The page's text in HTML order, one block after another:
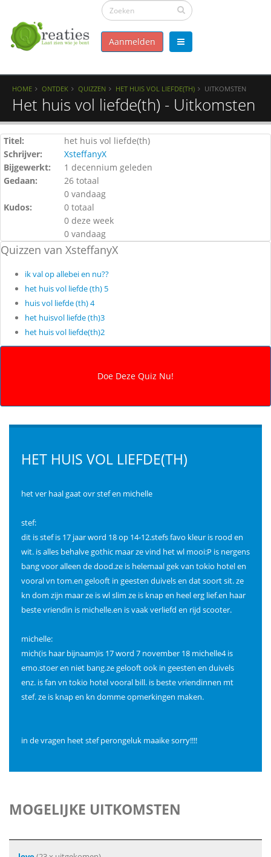
Aanmelden
HOME ONTDEK QUIZZEN HET HUIS VOL LIEFDE(TH) UITKOMSTEN
Het huis vol liefde(th) - Uitkomsten
Titel:
het huis vol liefde(th)
Schrijver:
XsteffanyX
Bijgewerkt:
1 decennium geleden
Gedaan:
26 totaal
0 vandaag
Kudos:
0 totaal
0 deze week
0 vandaag
Quizzen van XsteffanyX
ik val op allebei en nu??
het huis vol liefde (th) 5
huis vol liefde (th) 4
het huisvol liefde (th)3
het huis vol liefde(th)2
HET HUIS VOL LIEFDE(TH)
het ver haal gaat ovr stef en michelle
stef:
dit is stef is 17 jaar word 18 op 14-12.stefs favo kleur is rood en
wit. is alles behalve gothic maar ze vind het wl mooi:P is nergens
bang voor alleen de dood.ze is helemaal gek van tokio hotel en
vooral vn tom.en gelooft in geesten duivels en dat soort sit. ze
kn dom zijn maar ze is wl slim ze is knap en heel erg lief.en haar
beste vriendin is michelle.en is vaak verliefd en rijd scooter.
michelle:
mich(is haar bijnaam)is 17 word 7 november 18 michelle4 is
emo.stoer en niet bang.ze gelooft ook in geesten en duivels
enz. is fan vn tokio hotel vooral bill. is beste vriendinnen mt
stef. ze is knap en kn domme opmerkingen maken.
in de vragen heet stef perongeluk maaike sorry!!!!
MOGELIJKE UITKOMSTEN